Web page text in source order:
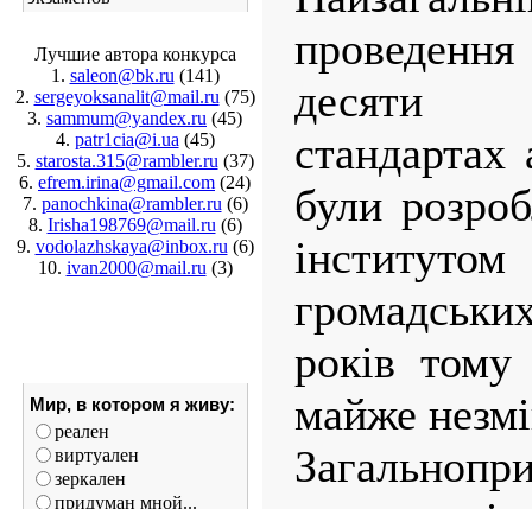
Лучшие автора конкурса
1. saleon@bk.ru (141)
2. sergeyoksanalit@mail.ru (75)
3. sammum@yandex.ru (45)
4. patr1cia@i.ua (45)
5. starosta.315@rambler.ru (37)
6. efrem.irina@gmail.com (24)
7. panochkina@rambler.ru (6)
8. Irisha198769@mail.ru (6)
9. vodolazhskaya@inbox.ru (6)
10. ivan2000@mail.ru (3)
Мир, в котором я живу:
реален
виртуален
зеркален
придуман мной...
десяти
стандартах
були
років
майже